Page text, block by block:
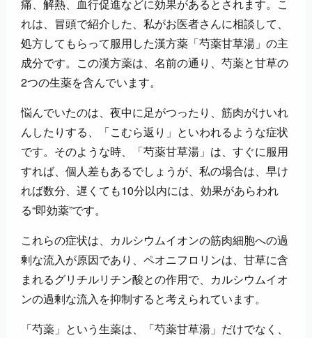
痛、解熱、血行促進などに効果があるとされます。こ
れは、冒頭で紹介した、私がお医者さんに相談して、
処方してもらって服用した漢方薬「芍薬甘草湯」の主
成分です。この漢方薬は、名前の通り、芍薬と甘草の
2つの生薬を含んでいます。
悩んでいたのは、夜中に足がつったり、筋肉がけいれ
んしたりする、「こむら返り」といわれるような症状
です。そのような時、「芍薬甘草湯」は、すぐに服用
すれば、個人差もあるでしょうが、私の場合は、早け
れば数分、遅くても10分以内には、効果があらわれ
る“即効薬”です。
これらの症状は、カルシウムイオンの筋肉細胞への過
剰な流入が原因であり、ペオニフロリンは、甘草に含
まれるグリチルリチン酸との作用で、カルシウムイオ
ンの過剰な流入を抑制すると考えられています。
「芍薬」という生薬は、「芍薬甘草湯」だけでなく、